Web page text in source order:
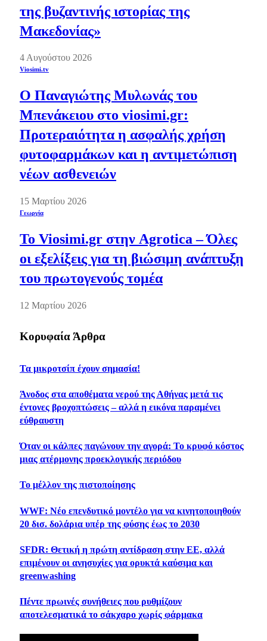
της βυζαντινής ιστορίας της
Μακεδονίας»
4 Αυγούστου 2026
Viosimi.tv
Ο Παναγιώτης Μυλωνάς του
Μπενάκειου στο viosimi.gr:
Προτεραιότητα η ασφαλής χρήση
φυτοφαρμάκων και η αντιμετώπιση
νέων ασθενειών
15 Μαρτίου 2026
Γεωργία
Το Viosimi.gr στην Agrotica – Όλες
οι εξελίξεις για τη βιώσιμη ανάπτυξη
του πρωτογενούς τομέα
12 Μαρτίου 2026
Κορυφαία Άρθρα
Τα μικροτσίπ έχουν σημασία!
Άνοδος στα αποθέματα νερού της Αθήνας μετά τις
έντονες βροχοπτώσεις – αλλά η εικόνα παραμένει
εύθραυστη
Όταν οι κάλπες παγώνουν την αγορά: Το κρυφό κόστος
μιας ατέρμονης προεκλογικής περιόδου
Το μέλλον της πιστοποίησης
WWF: Νέο επενδυτικό μοντέλο για να κινητοποιηθούν
20 δισ. δολάρια υπέρ της φύσης έως το 2030
SFDR: Θετική η πρώτη αντίδραση στην ΕΕ, αλλά
επιμένουν οι ανησυχίες για ορυκτά καύσιμα και
greenwashing
Πέντε πρωινές συνήθειες που ρυθμίζουν
αποτελεσματικά το σάκχαρο χωρίς φάρμακα